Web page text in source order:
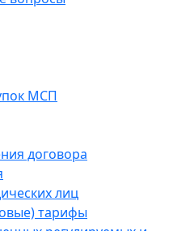
МСП
договора
лиц
тарифы